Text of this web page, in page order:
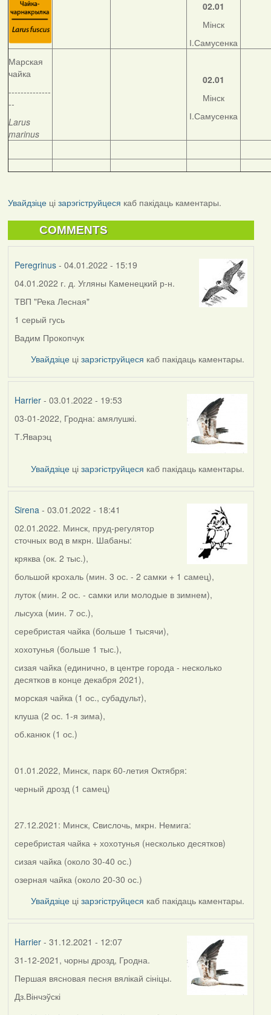
02.01
Мінск
І.Самусенка
Марская
чайка
--------------
--
Larus
marinus
02.01
Мінск
І.Самусенка
Увайдзіцеці зарэгіструйцеся каб пакідаць каментары.
COMMENTS
Peregrinus- 04.01.2022 - 15:19
04.01.2022 г. д. Угляны Каменецкий р-н.
ТВП "Река Лесная"
1 серый гусь
Вадим Прокопчук
Увайдзіце цізарэгіструйцеся каб пакідаць каментары.
Harrier- 03.01.2022 - 19:53
03-01-2022, Гродна: амялушкі.
Т.Яварэц
Увайдзіце цізарэгіструйцеся каб пакідаць каментары.
Sirena- 03.01.2022 - 18:41
02.01.2022. Минск, пруд-регулятор
сточных вод в мкрн. Шабаны:
кряква (ок. 2 тыс.),
большой крохаль (мин. 3 ос. - 2 самки + 1 самец),
луток (мин. 2 ос. - самки или молодые в зимнем),
лысуха (мин. 7 ос.),
серебристая чайка (больше 1 тысячи),
хохотунья (больше 1 тыс.),
сизая чайка (единично, в центре города - несколько
десятков в конце декабря 2021),
морская чайка (1 ос., субадульт),
клуша (2 ос. 1-я зима),
об.канюк (1 ос.)
01.01.2022, Минск, парк 60-летия Октября:
черный дрозд (1 самец)
27.12.2021: Минск, Свислочь, мкрн. Немига:
серебристая чайка + хохотунья (несколько десятков)
сизая чайка (около 30-40 ос.)
озерная чайка (около 20-30 ос.)
Увайдзіце цізарэгіструйцеся каб пакідаць каментары.
Harrier- 31.12.2021 - 12:07
31-12-2021, чорны дрозд, Гродна.
Першая вясновая песня вялікай сініцы.
Дз.Вінчэўскі